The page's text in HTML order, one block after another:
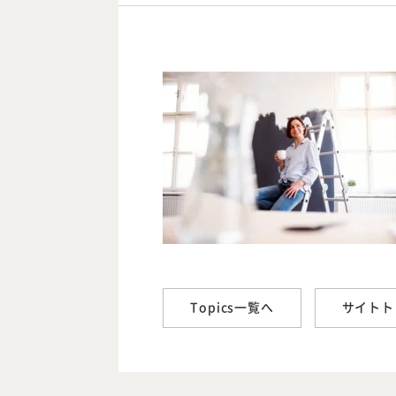
Topics一覧へ サイト